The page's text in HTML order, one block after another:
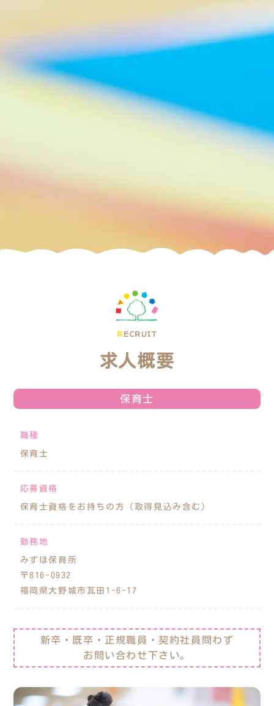
RECRUIT
求人概要
保育士
職種
保育士
応募資格
保育士資格をお持ちの方（取得見込み含む）
勤務地
みずほ保育所
〒816-0932
福岡県大野城市瓦田1-6-17
新卒・既卒・正規職員・契約社員問わず
お問い合わせ下さい。